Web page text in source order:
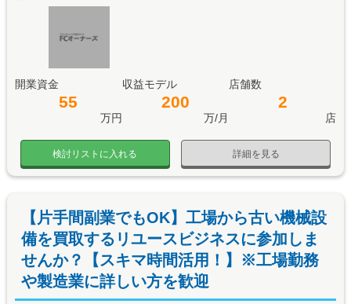
開業資金
55
万円
収益モデル
200
万/月
店舗数
2
店
詳細を見る
検討リストに入れる
【片手間副業でもOK】工場から古い機械設
備を買取するリユースビジネスに参加しま
せんか？【スキマ時間活用！】※工場勤務
や製造業に詳しい方を歓迎